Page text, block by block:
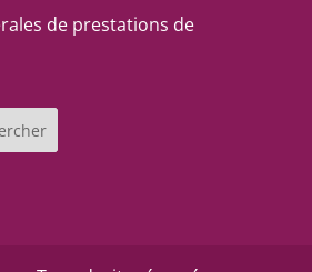
de prestations de